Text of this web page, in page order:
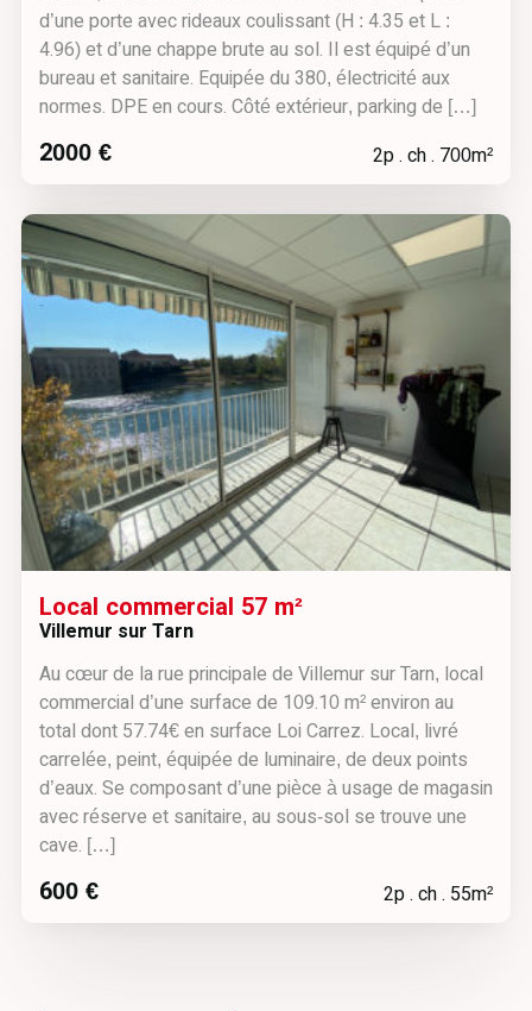
d’une porte avec rideaux coulissant (H : 4.35 et L :
4.96) et d’une chappe brute au sol. Il est équipé d’un
bureau et sanitaire. Equipée du 380, électricité aux
normes. DPE en cours. Côté extérieur, parking de […]
2000 € 2p . ch . 700m²
Local commercial 57 m²
Villemur sur Tarn
Au cœur de la rue principale de Villemur sur Tarn, local
commercial d’une surface de 109.10 m² environ au
total dont 57.74€ en surface Loi Carrez. Local, livré
carrelée, peint, équipée de luminaire, de deux points
d’eaux. Se composant d’une pièce à usage de magasin
avec réserve et sanitaire, au sous-sol se trouve une
cave. […]
600 € 2p . ch . 55m²